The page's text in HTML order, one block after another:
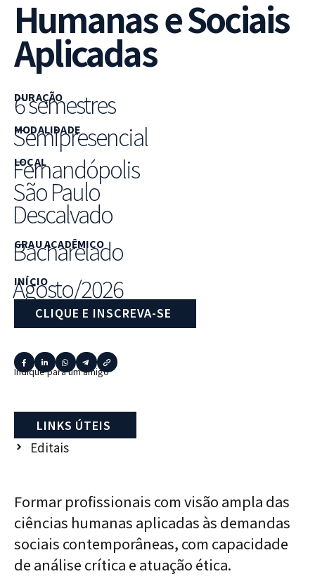
Humanas e Sociais
Aplicadas
DURAÇÃO
6 semestres
MODALIDADE
Semipresencial
LOCAL
Fernandópolis
São Paulo
Descalvado
GRAU ACADÊMICO
Bacharelado
INÍCIO
Agosto/2026
CLIQUE E INSCREVA-SE
Indique para um amigo
LINKS ÚTEIS
Editais
Formar profissionais com visão ampla das
ciências humanas aplicadas às demandas
sociais contemporâneas, com capacidade
de análise crítica e atuação ética.